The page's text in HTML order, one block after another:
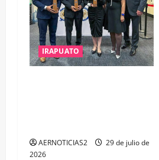
IRAPUATO
AERNOTICIAS2
29 de julio de
2026